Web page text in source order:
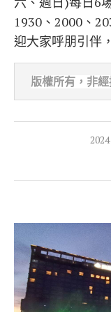
1930、2000、
迎大家呼朋引伴
版權所有，非經